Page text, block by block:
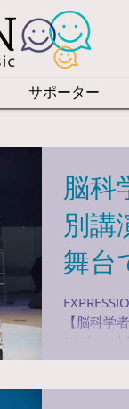
サポーター
脳科
別
舞台
のど
ー
【脳科
に 女の子